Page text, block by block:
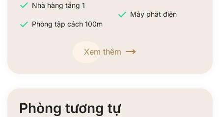
Nhà hàng tầng 1
Phòng tập cách 100m
Máy phát điện
Xem thêm
Phòng tương tự